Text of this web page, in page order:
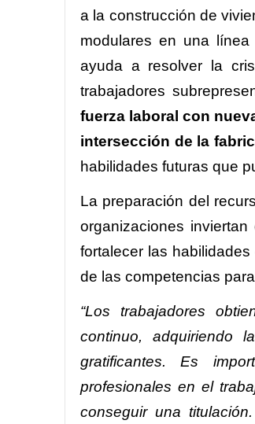
a la construcción de
modulares en una
ayuda a resolver la
trabajadores
fuerza laboral con
intersección de la
habilidades futuras que
La preparación del
organizaciones
fortalecer las
de las competencias
“Los trabajadores
continuo, adquiriendo
gratificantes. Es
profesionales en el
conseguir una